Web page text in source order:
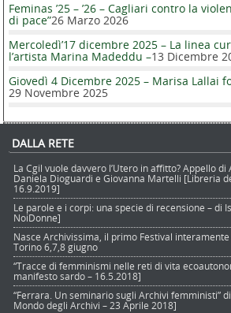
Feminas ’25 – ’26 – Cagliari contro la
di pace”26 Marzo 2026
Mercoledì’17 dicembre 2025 – La linea
l’artista Marina Madeddu –13 Dicembre
Giovedì 4 Dicembre 2025 – Marisa Lallai
29 Novembre 2025
DALLA RETE
La Cgil vuole davvero l’Utero in affitto? Appello
Daniela Dioguardi e Giovanna Martelli [Libreria
16.9.2019]
Le parole e i corpi: una specie di recensione – di
NoiDonne]
Nasce Archivissima, il primo Festival
Torino 6,7,8 giugno
“Tracce di femminismi nelle reti di vita
manifesto sardo – 16.5.2018]
“Ferrara. Un seminario sugli Archivi femministi”
Mondo degli Archivi – 23 Aprile 2018]